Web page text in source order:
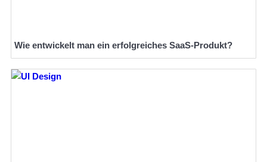
Wie entwickelt man ein erfolgreiches SaaS-Produkt?